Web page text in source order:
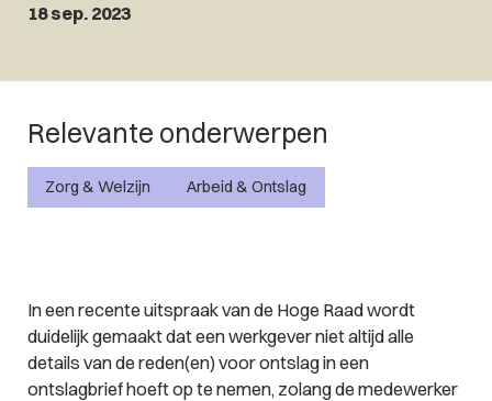
18 sep. 2023
Relevante onderwerpen
Zorg & Welzijn Arbeid & Ontslag
In een recente uitspraak van de Hoge Raad wordt
duidelijk gemaakt dat een werkgever niet altijd alle
details van de reden(en) voor ontslag in een
ontslagbrief hoeft op te nemen, zolang de medewerker